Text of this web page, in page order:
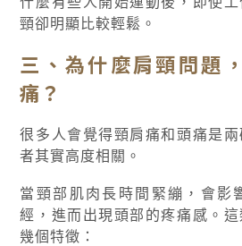
頸卻明顯比較輕鬆。
三、為什麼肩頸問題
痛？
很多人會覺得頸肩痛和頭痛是
者其實高度相關。
當頸部肌肉長時間緊繃，會影
經，進而出現頭部的疼痛感。
幾個特徵：